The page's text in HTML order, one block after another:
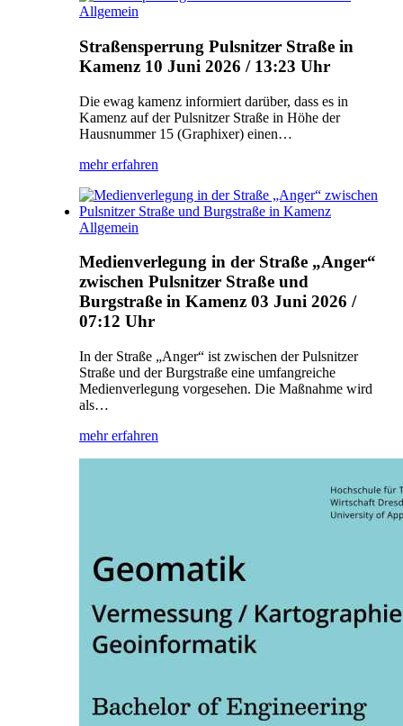
Allgemein
Straßensperrung Pulsnitzer Straße in
Kamenz 10 Juni 2026 / 13:23 Uhr
Die ewag kamenz informiert darüber, dass es in
Kamenz auf der Pulsnitzer Straße in Höhe der
Hausnummer 15 (Graphixer) einen…
mehr erfahren
Allgemein
Medienverlegung in der Straße „Anger“
zwischen Pulsnitzer Straße und
Burgstraße in Kamenz 03 Juni 2026 /
07:12 Uhr
In der Straße „Anger“ ist zwischen der Pulsnitzer
Straße und der Burgstraße eine umfangreiche
Medienverlegung vorgesehen. Die Maßnahme wird
als…
mehr erfahren